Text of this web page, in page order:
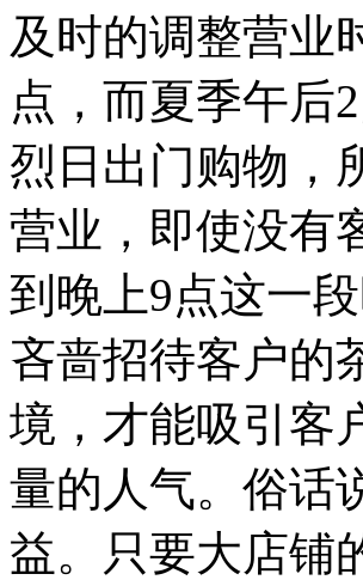
及时的调整营业
点，而夏季午后
烈日出门购物，
营业，即使没有
到晚上9点这一
吝啬招待客户的
境，才能吸引客
量的人气。俗话
益。只要大店铺